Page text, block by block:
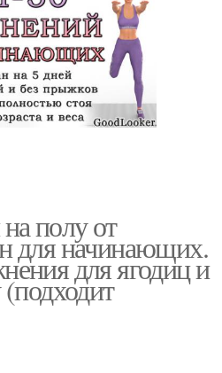
полу от
для начинающих.
для ягодиц и